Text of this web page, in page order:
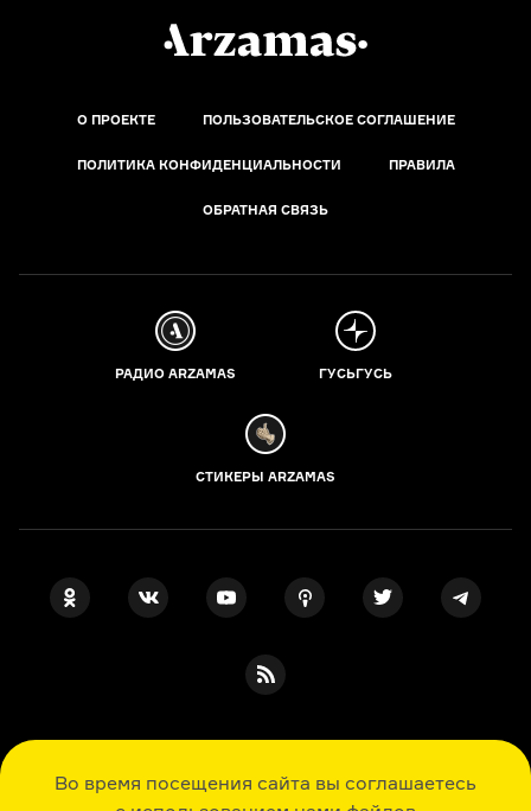
Во время посещения сайта вы соглашаетесь
О ПРОЕКТЕ ПОЛЬЗОВАТЕЛЬСКОЕ СОГЛАШЕНИЕ
ПОЛИТИКА КОНФИДЕНЦИАЛЬНОСТИ ПРАВИЛА
ОБРАТНАЯ СВЯЗЬ
РАДИО ARZAMAS ГУСЬГУСЬ
СТИКЕРЫ ARZAMAS